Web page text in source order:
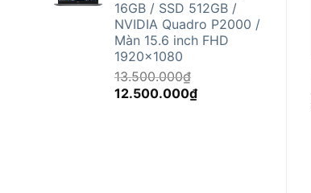
15.000.000₫.
16GB / SSD 512GB /
NVIDIA Quadro P2000 /
Màn 15.6 inch FHD
1920x1080
13.500.000₫
Giá
12.500.000₫Giá